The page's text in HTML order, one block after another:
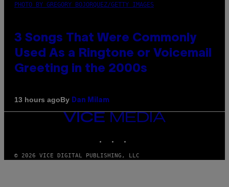
PHOTO BY GREGORY BOJORQUEZ/GETTY IMAGES
3 Songs That Were Commonly
Used As a Ringtone or Voicemail
Greeting in the 2000s
13 hours agoBy Dan Milam
VICE
MEDIA
© 2026 VICE DIGITAL PUBLISHING, LLC